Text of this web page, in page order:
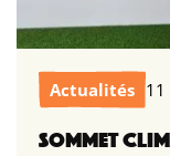
Actualités 11
SOMMET